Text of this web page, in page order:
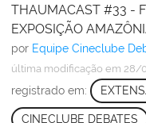
THAUMACAST #33 -
EXPOSIÇÃO
por Equipe Cineclube
última modificação em 28/
registrado em:
CINECLUBE DEBATES